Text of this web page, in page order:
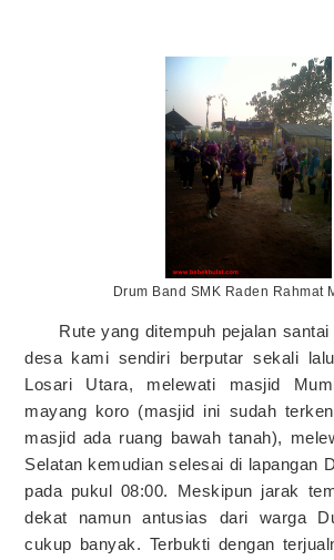
Drum Band SMK Raden Rahmat
Rute yang ditempuh pejalan santai
desa kami sendiri berputar sekali
Losari Utara, melewati masjid
mayang koro (masjid ini sudah
masjid ada ruang bawah tanah),
Selatan kemudian selesai di lapangan
pada pukul 08:00. Meskipun jarak
dekat namun antusias dari warga
cukup banyak. Terbukti dengan